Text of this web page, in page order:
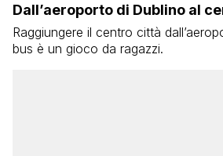
Dall’aeroporto di Dublino al
Raggiungere il centro città
bus è un gioco da ragazzi.